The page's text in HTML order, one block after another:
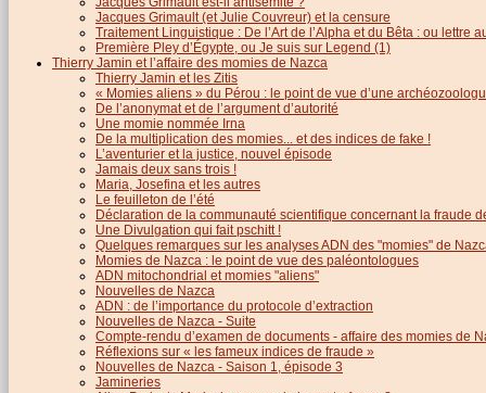
Jacques Grimault (et Julie Couvreur) et la censure
Traitement Linguistique : De l’Art de l’Alpha et du Bêta : ou lettre
Première Pley d’Égypte, ou Je suis sur Legend (1)
Thierry Jamin et l’affaire des momies de Nazca
Thierry Jamin et les Zitis
« Momies aliens » du Pérou : le point de vue d’une
De l’anonymat et de l’argument d’autorité
Une momie nommée Irna
De la multiplication des momies... et des indices de fake !
L’aventurier et la justice, nouvel épisode
Jamais deux sans trois !
Maria, Josefina et les autres
Le feuilleton de l’été
Déclaration de la communauté scientifique concernant la fraude
Une Divulgation qui fait pschitt !
Quelques remarques sur les analyses ADN des "momies" de
Momies de Nazca : le point de vue des paléontologues
ADN mitochondrial et momies "aliens"
Nouvelles de Nazca
ADN : de l’importance du protocole d’extraction
Nouvelles de Nazca - Suite
Compte-rendu d’examen de documents - affaire des momies de
Réflexions sur « les fameux indices de fraude »
Nouvelles de Nazca - Saison 1, épisode 3
Jamineries